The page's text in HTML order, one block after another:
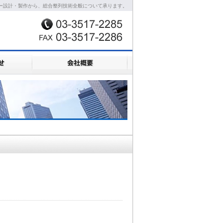
設計・製作から、総合整列技術全般について承ります。